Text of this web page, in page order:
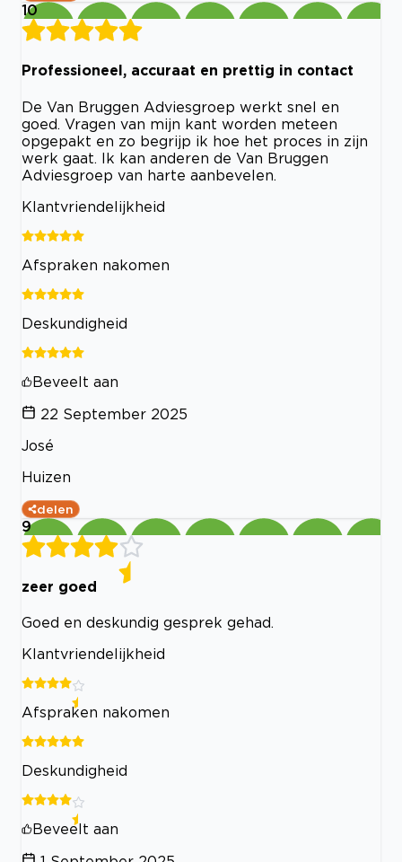
10
Professioneel, accuraat en prettig in contact
De Van Bruggen Adviesgroep werkt snel en
goed. Vragen van mijn kant worden meteen
opgepakt en zo begrijp ik hoe het proces in zijn
werk gaat. Ik kan anderen de Van Bruggen
Adviesgroep van harte aanbevelen.
Klantvriendelijkheid
Afspraken nakomen
Deskundigheid
Beveelt aan
22 September 2025
José
Huizen
delen
9
zeer goed
Goed en deskundig gesprek gehad.
Klantvriendelijkheid
Afspraken nakomen
Deskundigheid
Beveelt aan